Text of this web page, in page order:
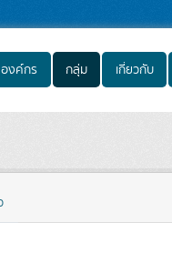
องค์กร กลุ่ม เกี่ยวกับ